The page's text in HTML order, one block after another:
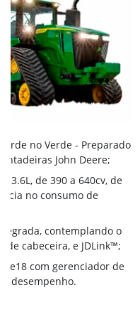
no Verde - Preparado
John Deere;
13.6L, de 390 a 640cv, de
no consumo de
contemplando o
de cabeceira, e JDLink™;
e18 com gerenciador de
desempenho.